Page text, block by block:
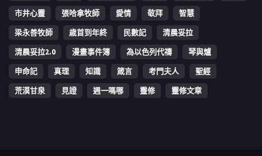
市井心靈
張哈拿牧師 愛情 敬拜
智慧
梁永善牧師
歳首到年終 民數記
清晨妥拉
清晨妥拉2.0
漫畫事件簿 為以色列代禱
琴與爐
申命記
真理 知識 箴言 考門夫人
聖經
荒漠甘泉
見證 週一嗎哪 靈修 靈修文章